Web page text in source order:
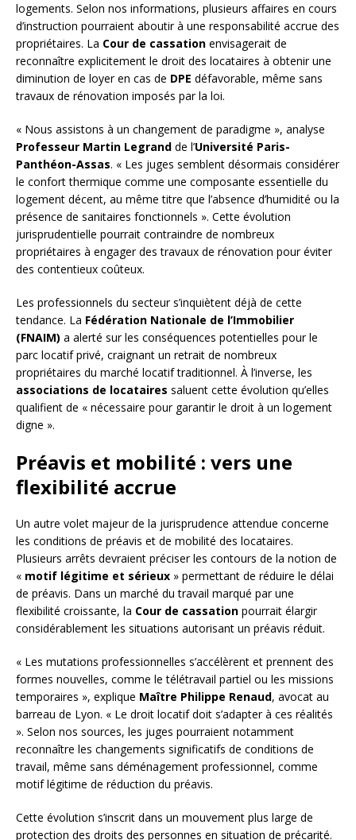
logements. Selon nos informations, plusieurs affaires en cours
d’instruction pourraient aboutir à une responsabilité accrue des
propriétaires. La Cour de cassation envisagerait de
reconnaître explicitement le droit des locataires à obtenir une
diminution de loyer en cas de DPE défavorable, même sans
travaux de rénovation imposés par la loi.
« Nous assistons à un changement de paradigme », analyse
Professeur Martin Legrand de l’Université Paris-
Panthéon-Assas. « Les juges semblent désormais considérer
le confort thermique comme une composante essentielle du
logement décent, au même titre que l’absence d’humidité ou la
présence de sanitaires fonctionnels ». Cette évolution
jurisprudentielle pourrait contraindre de nombreux
propriétaires à engager des travaux de rénovation pour éviter
des contentieux coûteux.
Les professionnels du secteur s’inquiètent déjà de cette
tendance. La Fédération Nationale de l’Immobilier
(FNAIM) a alerté sur les conséquences potentielles pour le
parc locatif privé, craignant un retrait de nombreux
propriétaires du marché locatif traditionnel. À l’inverse, les
associations de locataires saluent cette évolution qu’elles
qualifient de « nécessaire pour garantir le droit à un logement
digne ».
Préavis et mobilité : vers une
flexibilité accrue
Un autre volet majeur de la jurisprudence attendue concerne
les conditions de préavis et de mobilité des locataires.
Plusieurs arrêts devraient préciser les contours de la notion de
« motif légitime et sérieux » permettant de réduire le délai
de préavis. Dans un marché du travail marqué par une
flexibilité croissante, la Cour de cassation pourrait élargir
considérablement les situations autorisant un préavis réduit.
« Les mutations professionnelles s’accélèrent et prennent des
formes nouvelles, comme le télétravail partiel ou les missions
temporaires », explique Maître Philippe Renaud, avocat au
barreau de Lyon. « Le droit locatif doit s’adapter à ces réalités
». Selon nos sources, les juges pourraient notamment
reconnaître les changements significatifs de conditions de
travail, même sans déménagement professionnel, comme
motif légitime de réduction du préavis.
Cette évolution s’inscrit dans un mouvement plus large de
protection des droits des personnes en situation de précarité.